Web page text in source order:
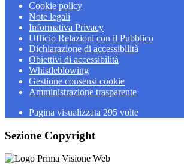
Cookie policy
Note legali
Informativa Privacy
Ufficio Relazioni con il Pubblico
Dichiarazione di accessibilità
Obiettivi di accessibilità
Whistleblowing
Gestione consensi cookie
Amministrazione trasparente
Pagina visualizzata 295 volte
Sezione Copyright